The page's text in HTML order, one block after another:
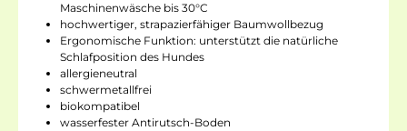
Maschinenwäsche bis 30°C
hochwertiger, strapazierfähiger Baumwollbezug
Ergonomische Funktion: unterstützt die natürliche
Schlafposition des Hundes
allergieneutral
schwermetallfrei
biokompatibel
wasserfester Antirutsch-Boden